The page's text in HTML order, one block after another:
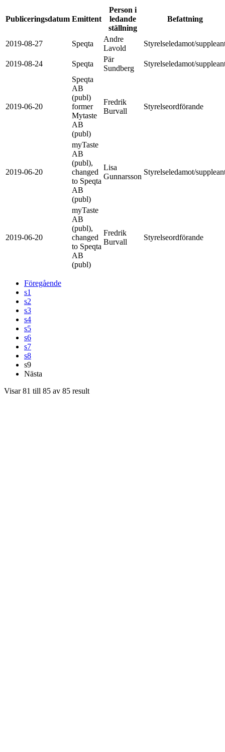
Publiceringsdatum Emittent
Person i
ledande
ställning
Befattning
2019-08-27 Speqta
Andre
Lavold
Styrelseledamot/
2019-08-24 Speqta
Pär
Sundberg
Styrelseledamot/
2019-06-20
Speqta
AB
(publ)
former
Mytaste
AB
(publ)
Fredrik
Burvall
Styrelseordförande
2019-06-20
myTaste
AB
(publ),
changed
to Speqta
AB
(publ)
Lisa
Gunnarsson
Styrelseledamot/
2019-06-20
myTaste
AB
(publ),
changed
to Speqta
AB
(publ)
Fredrik
Burvall
Styrelseordförande
Föregående
s1
s2
s3
s4
s5
s6
s7
s8
s9
Nästa
Visar81 till 85 av 85 result